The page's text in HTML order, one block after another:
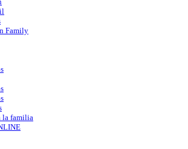
Family
la familia